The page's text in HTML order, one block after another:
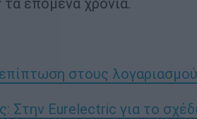
επόμενα χρόνια.
στους
Στην Eurelectric για το